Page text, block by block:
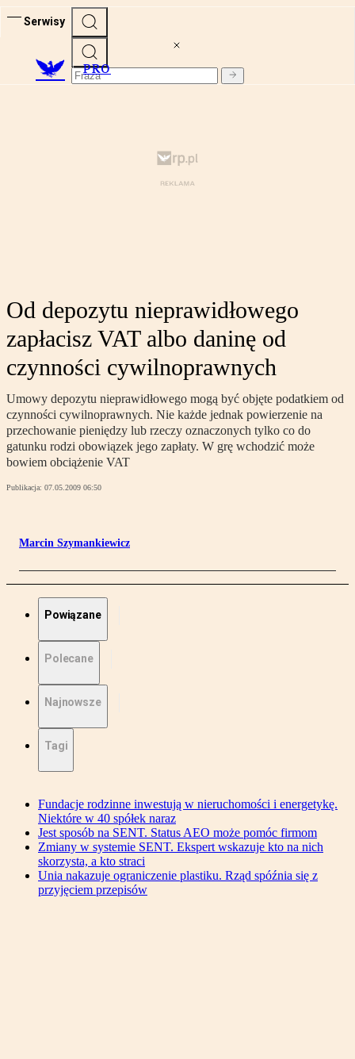
Serwisy
PRO
Od depozytu nieprawidłowego
zapłacisz VAT albo daninę od
czynności cywilnoprawnych
Umowy depozytu nieprawidłowego mogą być objęte podatkiem od
czynności cywilnoprawnych. Nie każde jednak powierzenie na
przechowanie pieniędzy lub rzeczy oznaczonych tylko co do
gatunku rodzi obowiązek jego zapłaty. W grę wchodzić może
bowiem obciążenie VAT
Publikacja: 07.05.2009 06:50
Marcin Szymankiewicz
Powiązane
Polecane
Najnowsze
Tagi
Fundacje rodzinne inwestują w nieruchomości i energetykę.
Niektóre w 40 spółek naraz
Jest sposób na SENT. Status AEO może pomóc firmom
Zmiany w systemie SENT. Ekspert wskazuje kto na nich
skorzysta, a kto straci
Unia nakazuje ograniczenie plastiku. Rząd spóźnia się z
przyjęciem przepisów